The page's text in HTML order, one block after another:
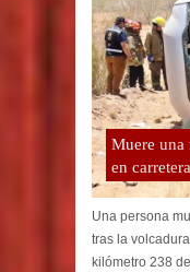
Muere una
en
Una persona
tras la
kilómetro 238